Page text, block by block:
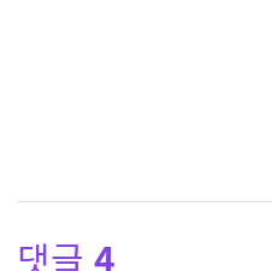
댓글 4